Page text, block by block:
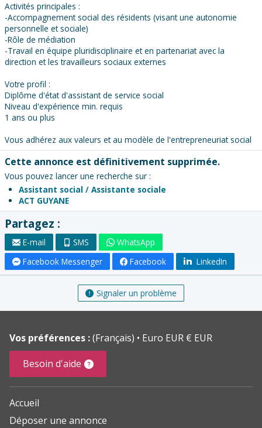
Activités principales :
-Accompagnement social des résidents (visant une autonomie
personnelle et sociale)
-Rôle de médiation
-Travail en équipe pluridisciplinaire et en partenariat avec la
direction et les travailleurs sociaux externes
Votre profil :
Diplôme d'état d'assistant de service social
Niveau d'expérience min. requis
1 ans ou plus
Vous adhérez aux valeurs et au modèle de l'entrepreneuriat social
Cette annonce est définitivement supprimée.
Vous pouvez lancer une recherche sur :
Assistant social / Assistante sociale
ACT GUYANE
Partagez :
E-mail SMS
WhatsApp
Facebook Messenger
Facebook LinkedIn
Signaler un problème
Vos préférences :(Français)
Euro EUR € EUR
Besoin d'aide
Accueil
Déposer une annonce